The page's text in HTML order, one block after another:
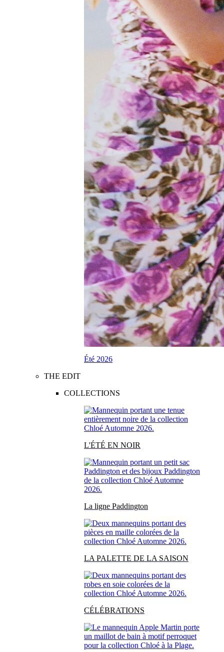
Été 2026
THE EDIT
COLLECTIONS
L'ÉTÉ EN NOIR
La ligne Paddington
LA PALETTE DE LA SAISON
CÉLÉBRATIONS